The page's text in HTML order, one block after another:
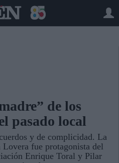
de los
pasado local
y de complicidad. La
Lovera fue protagonista del
Enrique Toral y Pilar